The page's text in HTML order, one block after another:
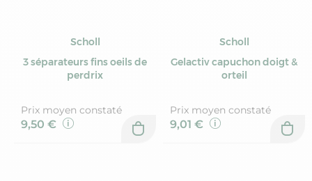
Scholl
3 séparateurs fins oeils de
perdrix
Prix moyen constaté
9,50 €
Scholl
Gelactiv capuchon doigt &
orteil
Prix moyen constaté
9,01 €